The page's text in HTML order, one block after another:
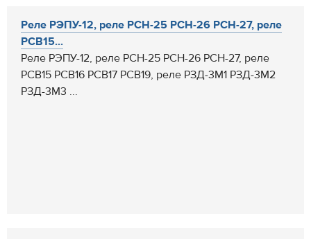
Реле РЭПУ-12, реле РСН-25 РСН-26 РСН-27, реле
РСВ15...
Реле РЭПУ-12, реле РСН-25 РСН-26 РСН-27, реле
РСВ15 РСВ16 РСВ17 РСВ19, реле РЗД-3М1 РЗД-3М2
РЗД-3М3 ...